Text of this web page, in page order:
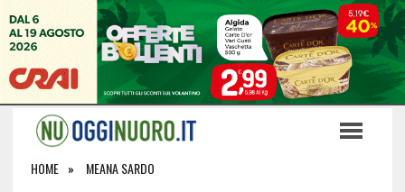
HOME MEANA SARDO